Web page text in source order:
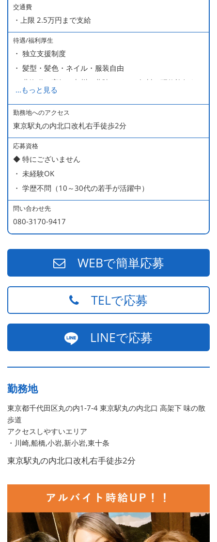
交通費
・上限 2.5万円まで支給
待遇/福利厚生
・ 独立支援制度
・ 髪型・髪色・ネイル・服装自由
・ 北海道や高知、九州、北陸などへの無料の研修旅行あり
ます
・ 無料の美味しい まかない食 あり
...もっと見る
勤務地へのアクセス
東京駅丸の内北口改札右手徒歩2分
応募資格
◆ 特にございません
・ 未経験OK
・ 学歴不問（10～30代の若手が活躍中）
問い合わせ先
080-3170-9417
WEBで簡単応募
TELで応募
LINEで応募
勤務地
東京都千代田区丸の内1-7-4 東京駅丸の内北口 高架下 味の散
歩道
アクセスしやすいエリア
・川崎,船橋,小岩,新小岩,東十条
東京駅丸の内北口改札右手徒歩2分